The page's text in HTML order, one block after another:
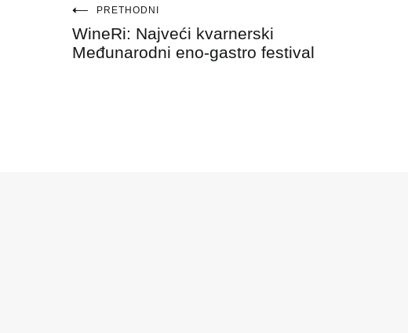
Navigacija
objava
PRETHODNI
WineRi: Najveći kvarnerski
Međunarodni eno-gastro festival